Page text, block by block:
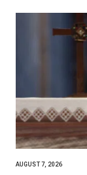
AUGUST 7, 2026